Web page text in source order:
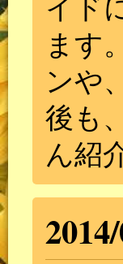
ます
ンや
後も
ん紹